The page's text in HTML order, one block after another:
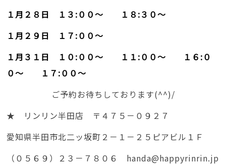
１月２８日 １３:００～ １８:３０～
１月２９日 １７:００～
１月３１日 １０:００～ １１:００～ １６:０
０～ １７:００～
ご予約お待ちしております(^^)/
★ リンリン半田店 〒４７５－０９２７
愛知県半田市北二ッ坂町２－１－２５ピアビル１Ｆ
（０５６９）２３－７８０６ handa@happyrinrin.jp